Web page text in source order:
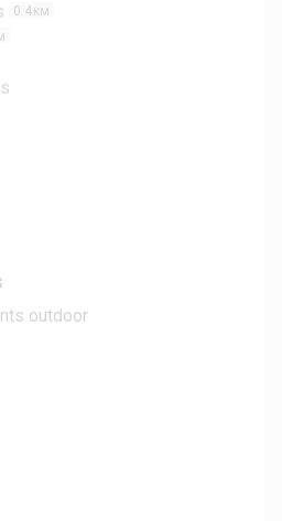
0.4 KM
outdoor